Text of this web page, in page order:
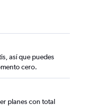
así que puedes
cero.
planes con total